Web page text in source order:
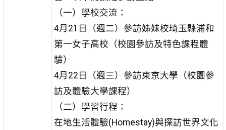
（一）學校交流：
4月21日（週二）參訪姊妹校琦玉縣浦和
第一女子高校（校園參訪及特色課程體
驗）
4月22日（週三）參訪東京大學（校園參
訪及體驗大學課程）
（二）學習行程：
在地生活體驗(Homestay)與探訪世界文化